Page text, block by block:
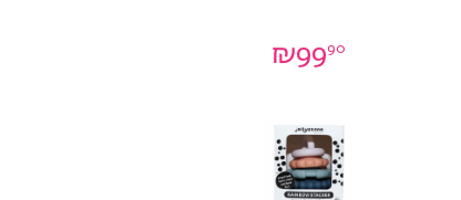
₪9990